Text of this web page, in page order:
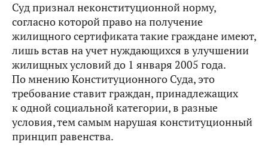
Суд признал неконституционной норму,
согласно которой право на получение
жилищного сертификата такие граждане имеют,
лишь встав на учет нуждающихся в улучшении
жилищных условий до 1 января 2005 года.
По мнению Конституционного Суда, это
требование ставит граждан, принадлежащих
к одной социальной категории, в разные
условия, тем самым нарушая конституционный
принцип равенства.